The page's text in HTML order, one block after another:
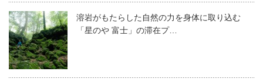
溶岩がもたらした自然の力を身体に取り込む
「星のや 富士」の滞在プ…